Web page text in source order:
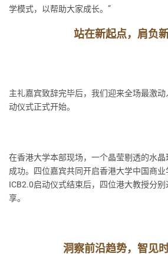
学模式，以帮助大家成长。”
站在新起点，肩负
主礼嘉宾致辞完毕后，我们迎来全场最激
动仪式正式开始。
在香港大学本部现场，一个晶莹剔透的水
成功。四位嘉宾共同开启香港大学中国商业
ICB2.0启动仪式结束后，四位港大教授分
享。
洞察前沿趋势，智见